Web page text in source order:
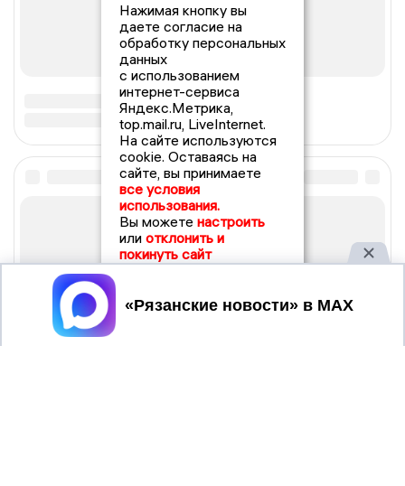
Нажимая кнопку вы
даете согласие на
обработку персональных
данных
с использованием
интернет-сервиса
Яндекс.Метрика,
top.mail.ru, LiveInternet.
На сайте используются
cookie. Оставаясь на
сайте, вы принимаете
все условия
использования.
Вы можете настроить
или отклонить и
покинуть сайт
Принять